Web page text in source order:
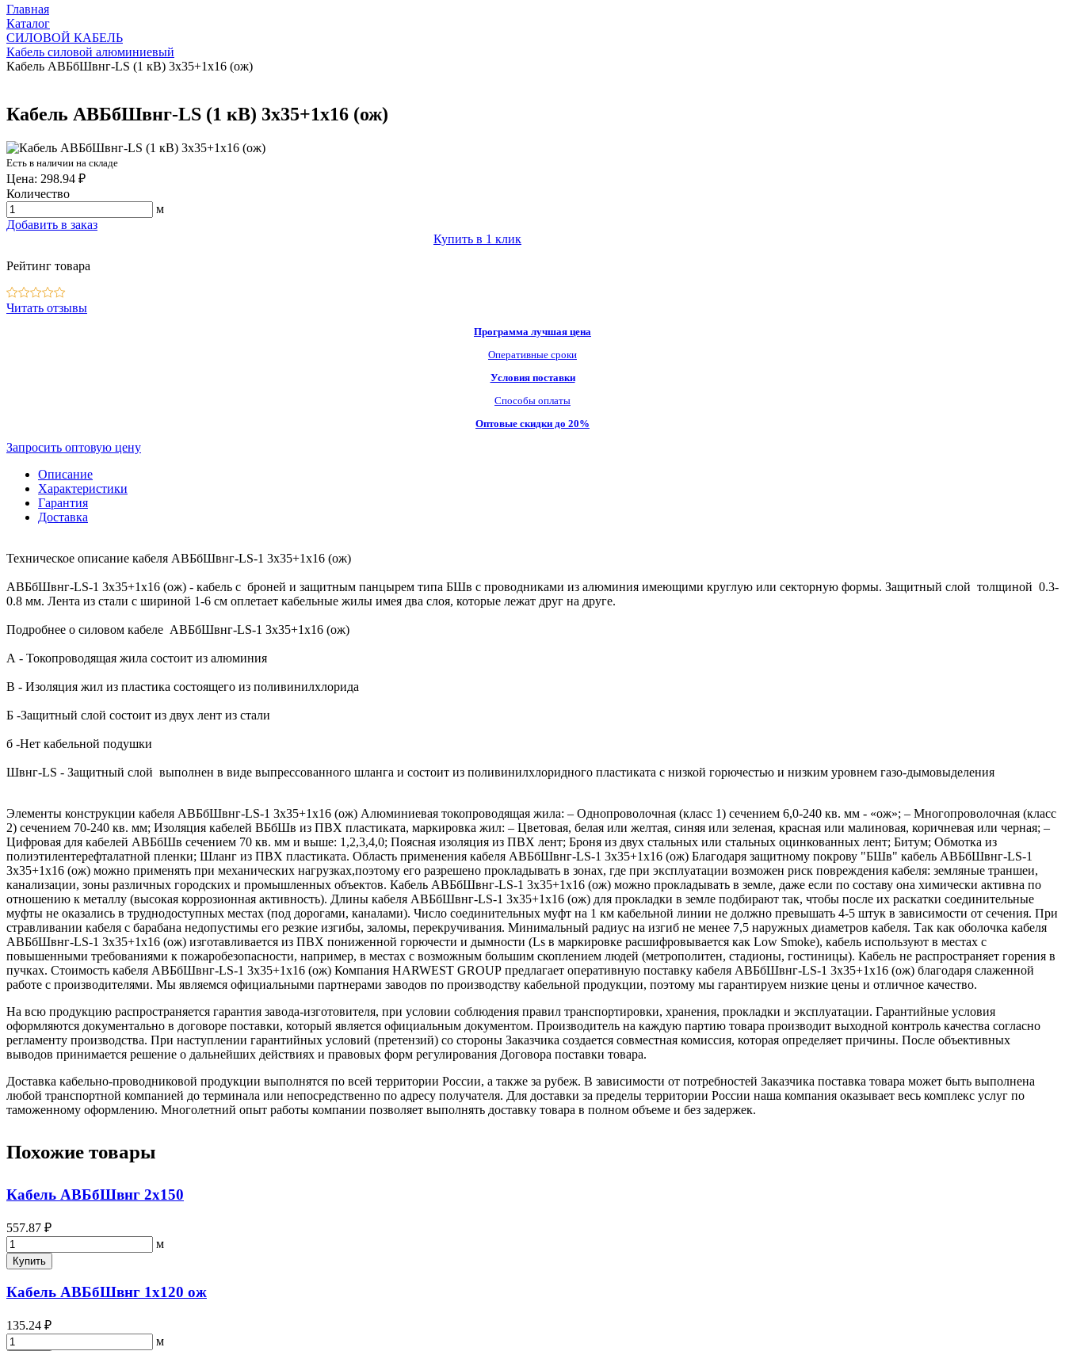
Главная
Каталог
СИЛОВОЙ КАБЕЛЬ
Кабель силовой алюминиевый
Кабель АВБбШвнг-LS (1 кВ) 3х35+1х16 (ож)
Кабель АВБбШвнг-LS (1 кВ) 3х35+1х16 (ож)
Есть в наличии на складе
Цена: 298.94 ₽
Количество
м
Добавить в заказ
Купить в 1 клик
Рейтинг товара
Читать отзывы
Программа лучшая цена
Оперативные сроки
Условия поставки
Способы оплаты
Оптовые скидки до 20%
Запросить оптовую цену
Описание
Характеристики
Гарантия
Доставка
Техническое описание кабеля АВБбШвнг-LS-1 3х35+1х16 (ож)
АВБбШвнг-LS-1 3х35+1х16 (ож) - кабель с броней и защитным панцырем типа БШв с проводниками из алюминия имеющими круглую или секторную формы. Защитный слой толщиной 0.3-
0.8 мм. Лента из стали с шириной 1-6 см оплетает кабельные жилы имея два слоя, которые лежат друг на друге.
Подробнее о силовом кабеле АВБбШвнг-LS-1 3х35+1х16 (ож)
А - Токопроводящая жила состоит из алюминия
В - Изоляция жил из пластика состоящего из поливинилхлорида
Б -Защитный слой состоит из двух лент из стали
б -Нет кабельной подушки
Швнг-LS - Защитный слой выполнен в виде выпрессованного шланга и состоит из поливинилхлоридного пластиката с низкой горючестью и низким уровнем газо-дымовыделения
Элементы конструкции кабеля АВБбШвнг-LS-1 3х35+1х16 (ож) Алюминиевая токопроводящая жила: – Однопроволочная (класс 1) сечением 6,0-240 кв. мм - «ож»; – Многопроволочная (класс
2) сечением 70-240 кв. мм; Изоляция кабелей ВБбШв из ПВХ пластиката, маркировка жил: – Цветовая, белая или желтая, синяя или зеленая, красная или малиновая, коричневая или черная; –
Цифровая для кабелей АВБбШв сечением 70 кв. мм и выше: 1,2,3,4,0; Поясная изоляция из ПВХ лент; Броня из двух стальных или стальных оцинкованных лент; Битум; Обмотка из
полиэтилентерефталатной пленки; Шланг из ПВХ пластиката. Область применения кабеля АВБбШвнг-LS-1 3х35+1х16 (ож) Благодаря защитному покрову "БШв" кабель АВБбШвнг-LS-1
3х35+1х16 (ож) можно применять при механических нагрузках,поэтому его разрешено прокладывать в зонах, где при эксплуатации возможен риск повреждения кабеля: земляные траншеи,
канализации, зоны различных городских и промышленных объектов. Кабель АВБбШвнг-LS-1 3х35+1х16 (ож) можно прокладывать в земле, даже если по составу она химически активна по
отношению к металлу (высокая коррозионная активность). Длины кабеля АВБбШвнг-LS-1 3х35+1х16 (ож) для прокладки в земле подбирают так, чтобы после их раскатки соединительные
муфты не оказались в труднодоступных местах (под дорогами, каналами). Число соединительных муфт на 1 км кабельной линии не должно превышать 4-5 штук в зависимости от сечения. При
стравливании кабеля с барабана недопустимы его резкие изгибы, заломы, перекручивания. Минимальный радиус на изгиб не менее 7,5 наружных диаметров кабеля. Так как оболочка кабеля
АВБбШвнг-LS-1 3х35+1х16 (ож) изготавливается из ПВХ пониженной горючести и дымности (Ls в маркировке расшифровывается как Low Smoke), кабель используют в местах с
повышенными требованиями к пожаробезопасности, например, в местах с возможным большим скоплением людей (метрополитен, стадионы, гостиницы). Кабель не распространяет горения в
пучках. Стоимость кабеля АВБбШвнг-LS-1 3х35+1х16 (ож) Компания HARWEST GROUP предлагает оперативную поставку кабеля АВБбШвнг-LS-1 3х35+1х16 (ож) благодаря слаженной
работе с производителями. Мы являемся официальными партнерами заводов по производству кабельной продукции, поэтому мы гарантируем низкие цены и отличное качество.
На всю продукцию распространяется гарантия завода-изготовителя, при условии соблюдения правил транспортировки, хранения, прокладки и эксплуатации. Гарантийные условия
оформляются документально в договоре поставки, который является официальным документом. Производитель на каждую партию товара производит выходной контроль качества согласно
регламенту производства. При наступлении гарантийных условий (претензий) со стороны Заказчика создается совместная комиссия, которая определяет причины. После объективных
выводов принимается решение о дальнейших действиях и правовых форм регулирования Договора поставки товара.
Доставка кабельно-проводниковой продукции выполнятся по всей территории России, а также за рубеж. В зависимости от потребностей Заказчика поставка товара может быть выполнена
любой транспортной компанией до терминала или непосредственно по адресу получателя. Для доставки за пределы территории России наша компания оказывает весь комплекс услуг по
таможенному оформлению. Многолетний опыт работы компании позволяет выполнять доставку товара в полном объеме и без задержек.
Похожие товары
Кабель АВБбШвнг 2х150
557.87 ₽
м
Купить
Кабель АВБбШвнг 1х120 ож
135.24 ₽
м